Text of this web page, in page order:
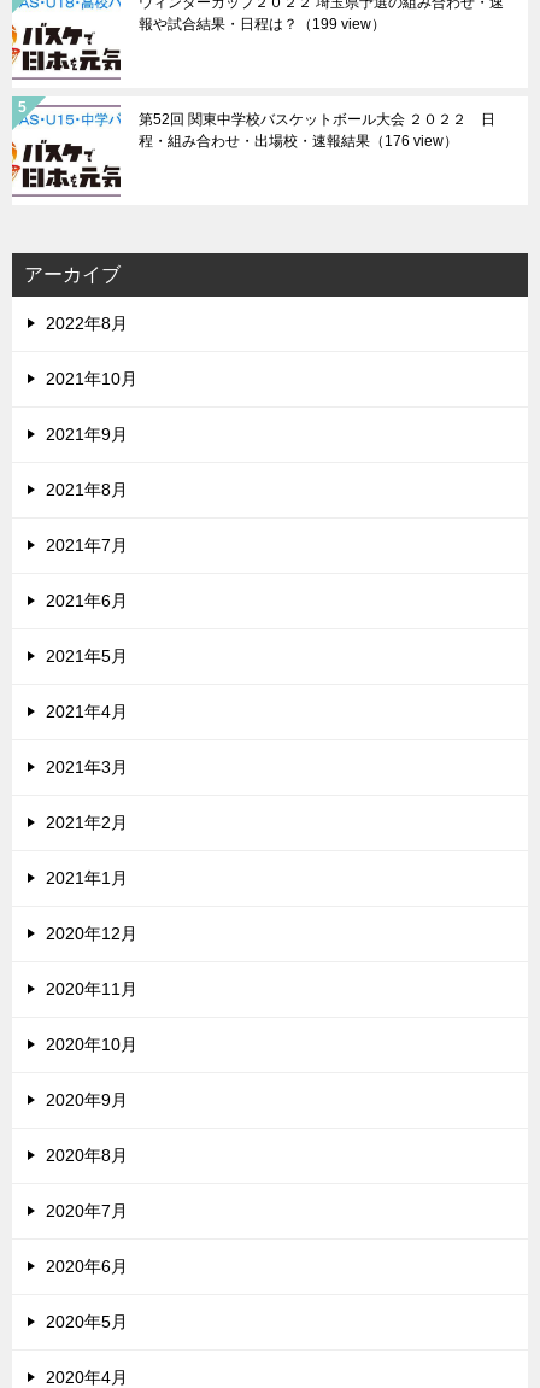
報や試合結果・日程は？
（199 view）
第52回 関東中学校バスケットボール大会 ２０２２ 日
程・組み合わせ・出場校・速報結果 （176 view）
アーカイブ
2022年8月
2021年10月
2021年9月
2021年8月
2021年7月
2021年6月
2021年5月
2021年4月
2021年3月
2021年2月
2021年1月
2020年12月
2020年11月
2020年10月
2020年9月
2020年8月
2020年7月
2020年6月
2020年5月
2020年4月